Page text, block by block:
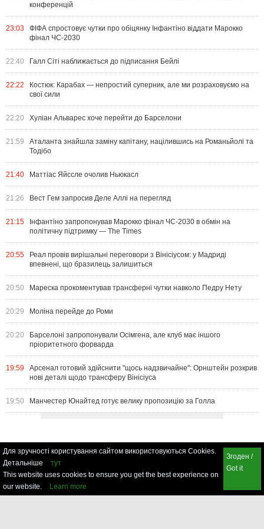
конференцій
23:03
ФІФА спростовує чутки про обіцянку Інфантіно віддати Марокко
фінал ЧС-2030
22:40 Галл Сіті наближається до підписання Бейлі
22:22
Костюк: Карабах — непростий суперник, але ми розраховуємо на
свої сили
22:20 Хуліан Альварес хоче перейти до Барселони
21:59
Аталанта знайшла заміну капітану, націлившись на Романьйолі та
Тодібо
21:40 Маттіас Яйссле очолив Ньюкасл
21:26 Вест Гем запросив Деле Аллі на перегляд
21:15
Інфантіно запропонував Марокко фінал ЧС-2030 в обмін на
політичну підтримку — The Times
20:55
Реал провів вирішальні переговори з Вінісіусом: у Мадриді
впевнені, що бразилець залишиться
20:50 Мареска прокоментував трансферні чутки навколо Педру Нету
20:29 Моліна перейде до Роми
20:20
Барселоні запропонували Осімгена, але клуб має іншого
пріоритетного форварда
19:59
Арсенал готовий здійснити "щось надзвичайне": Орнштейн розкрив
нові деталі щодо трансферу Вінісіуса
19:50 Манчестер Юнайтед готує велику пропозицію за Голла
Для зручності користування сайтом використовуються Cookies.
Детальніше
тут
This website uses cookies to ensure you get the best experience on
our website.
Learn more
Згоден /
Got it